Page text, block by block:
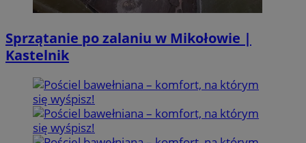
Sprzątanie po zalaniu w Mikołowie |
Kastelnik